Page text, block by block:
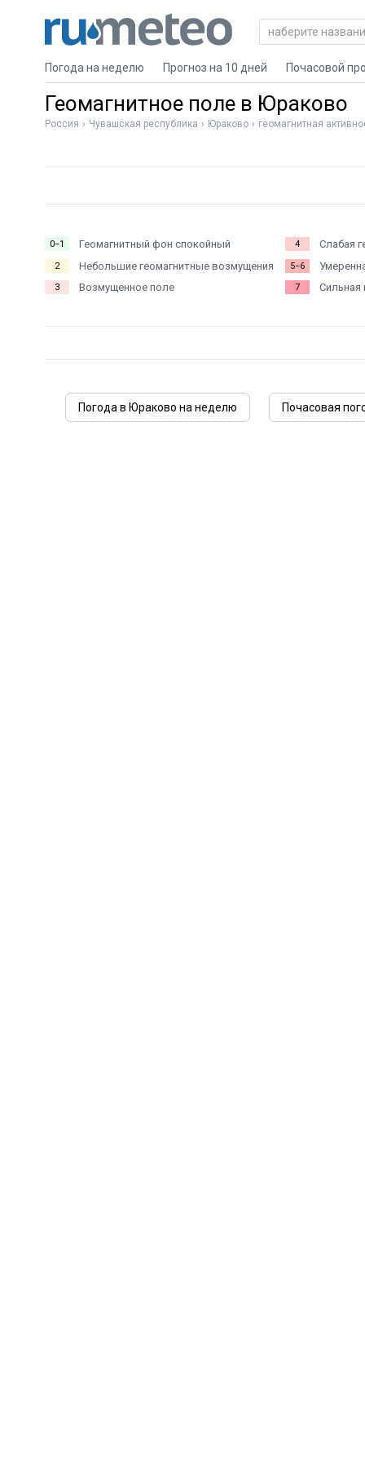
Погода на неделю Прогноз на 10 дней Почасовой
Геомагнитное поле в Юраково
Россия Чувашская республика Юраково геомагнитная
0−1 Геомагнитный фон спокойный
2 Небольшие геомагнитные возмущения
3 Возмущенное поле
4 Слабая
5−6
7 Сильная
Погода в Юраково на неделю Почасовая